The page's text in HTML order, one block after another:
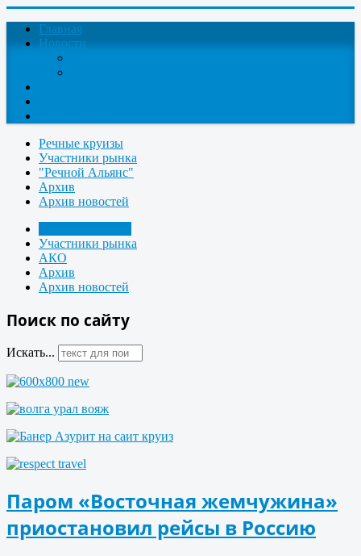
Главная
Новости
Речные круизы
Участники рынка
"Речной Альянс"
Архив
Архив новостей
Участники рынка
АКО
Архив
Архив новостей
Поиск по сайту
Искать...
Паром «Восточная жемчужина»
приостановил рейсы в Россию